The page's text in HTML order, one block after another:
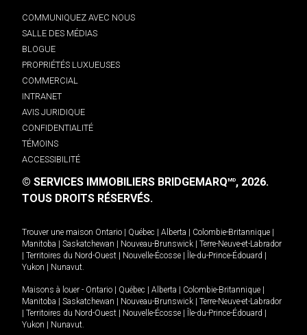
COMMUNIQUEZ AVEC NOUS
SALLE DES MÉDIAS
BLOGUE
PROPRIÉTÉS LUXUEUSES
COMMERCIAL
INTRANET
AVIS JURIDIQUE
CONFIDENTIALITÉ
TÉMOINS
ACCESSIBILITÉ
© SERVICES IMMOBILIERS BRIDGEMARQMD, 2026.
TOUS DROITS RÉSERVÉS.
Trouver une maison Ontario Québec Alberta Colombie-Britannique
Manitoba
Saskatchewan Nouveau-Brunswick
Terre-Neuve-et-Labrador
Territoires du Nord-Ouest Nouvelle-Écosse Île-du-Prince-Édouard
Yukon
Nunavut.
Maisons à louer - Ontario Québec Alberta Colombie-Britannique
Manitoba
Saskatchewan Nouveau-Brunswick
Terre-Neuve-et-Labrador
Territoires du Nord-Ouest Nouvelle-Écosse Île-du-Prince-Édouard
Yukon
Nunavut.